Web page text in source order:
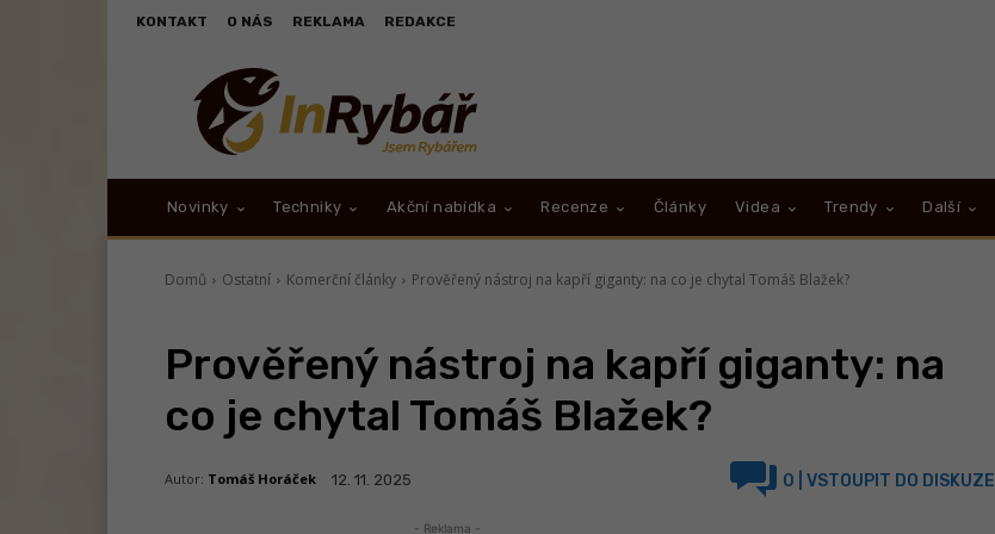
KONTAKT O NÁS REKLAMA REDAKCE
Novinky Techniky Akční nabídka Recenze Články Videa Trendy Další
Domů Ostatní Komerční články Prověřený nástroj na kapří giganty: na co je chytal Tomáš Blažek?
Prověřený nástroj na kapří giganty: na
co je chytal Tomáš Blažek?
Autor: Tomáš Horáček 12. 11. 2025 0 | VSTOUPIT DO DISKUZE
- Reklama -